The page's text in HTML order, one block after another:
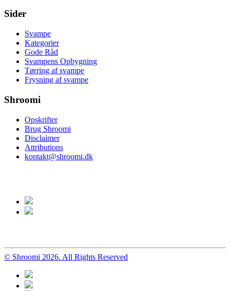
Sider
Svampe
Kategorier
Gode Råd
Svampens Opbygning
Tørring af svampe
Frysning af svampe
Shroomi
Opskrifter
Brug Shroomi
Disclaimer
Attributions
kontakt@shroomi.dk
© Shroomi 2026. All Rights Reserved